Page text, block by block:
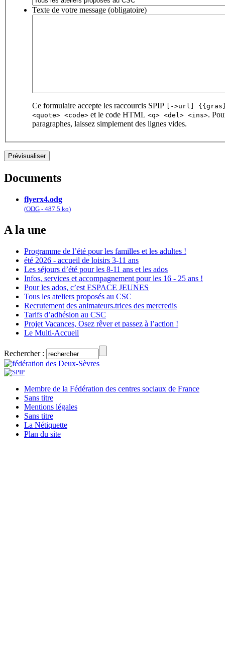
Texte de votre message (obligatoire)
Ce formulaire accepte les raccourcis SPIP
[->url]
<quote> <code> et le code HTML <q> <del> <ins>.
paragraphes, laissez simplement des lignes vides.
Documents
flyerx4.odg
(ODG - 487.5 ko)
A la une
Programme de l’été pour les familles et les adultes !
été 2026 - accueil de loisirs 3-11 ans
Les séjours d’été pour les 8-11 ans et les ados
Infos, services et accompagnement pour les 16 - 25 ans !
Pour les ados, c’est ESPACE JEUNES
Tous les ateliers proposés au CSC
Recrutement des animateurs.trices des mercredis
Tarifs d’adhésion au CSC
Projet Vacances, Osez rêver et passez à l’action !
Le Multi-Accueil
Rechercher :
Membre de la Fédération des centres sociaux de France
Sans titre
Mentions légales
Sans titre
La Nétiquette
Plan du site